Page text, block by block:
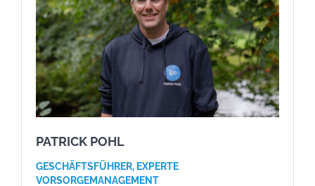
PATRICK POHL
GESCHÄFTSFÜHRER, EXPERTE
VORSORGEMANAGEMENT